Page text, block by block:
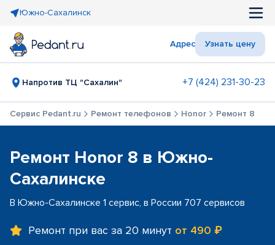
Южно-Сахалинск
Адрес Узнать цену
Напротив ТЦ "Сахалин" +7 (424) 231-30-23
Сервис Pedant.ru Ремонт телефонов Honor Ремонт 8
Ремонт Honor 8 в Южно-
Сахалинске
В Южно-Сахалинске 1 сервис, в России 707 сервисов
Ремонт при вас за 20 минут от 490 ₽